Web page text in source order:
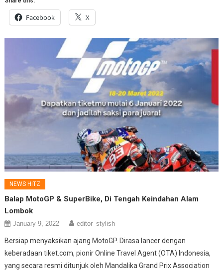
Facebook X
NEWS HITZ
Balap MotoGP & SuperBike, Di Tengah Keindahan Alam
Lombok
January 9, 2022 editor_stylish
Bersiap menyaksikan ajang MotoGP. Dirasa lancer dengan
keberadaan tiket.com, pionir Online Travel Agent (OTA) Indonesia,
yang secara resmi ditunjuk oleh Mandalika Grand Prix Association